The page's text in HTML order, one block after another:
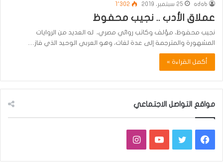
adab 25 سبتمبر، 2019 1٬302
عملاق الأدب .. نجيب محفوظ
نجيب محفوظ، مؤلف وكاتب روائي مصري، له العديد من الروايات
المشهورة والمترجمة إلى عدة لغات، وهو العربي الوحيد الذي فاز…
أكمل القراءة »
مواقع التواصل الاجتماعي
فيسبوكتويتر يوتيوبانستقرام